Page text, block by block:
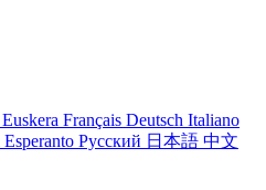
Euskera Français Deutsch Italiano
Esperanto Русский 日本語 中文